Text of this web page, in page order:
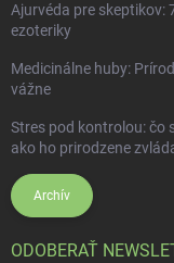
Ajurvéda pre skeptikov:
ezoteriky
Medicinálne huby:
vážne
Stres pod kontrolou: čo
ako ho prirodzene
Archív
ODOBERAŤ